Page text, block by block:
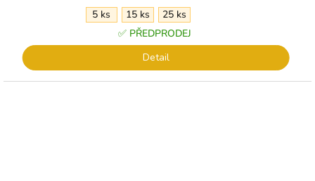
5 ks 15 ks
25 ks
✅ PŘEDPRODEJ
Detail